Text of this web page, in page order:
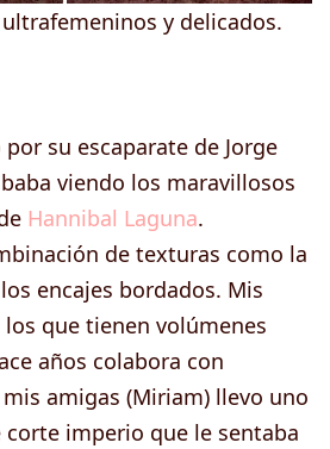
y delicados.
por su escaparate de Jorge
viendo los maravillosos
Hannibal Laguna.
de texturas como la
encajes bordados. Mis
que tienen volúmenes
años colabora con
amigas (Miriam) llevo uno
corte imperio que le sentaba